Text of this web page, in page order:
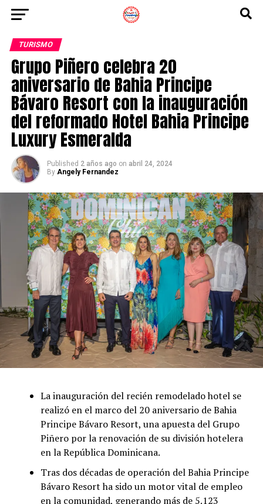
TURISMO
Grupo Piñero celebra 20
aniversario de Bahia Principe
Bávaro Resort con la inauguración
del reformado Hotel Bahia Principe
Luxury Esmeralda
Published 2 años ago on abril 24, 2024
By Angely Fernandez
La inauguración del recién remodelado hotel se
realizó en el marco del 20 aniversario de Bahia
Principe Bávaro Resort, una apuesta del Grupo
Piñero por la renovación de su división hotelera
en la República Dominicana.
Tras dos décadas de operación del Bahia Principe
Bávaro Resort ha sido un motor vital de empleo
en la comunidad, generando más de 5.123